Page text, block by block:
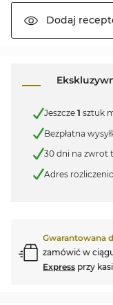
Dodaj
Jeszcze 1 sztuk
Bezpłatna
30 dni na zwrot
Adres
Gwarantowana
zamówić w
Express przy